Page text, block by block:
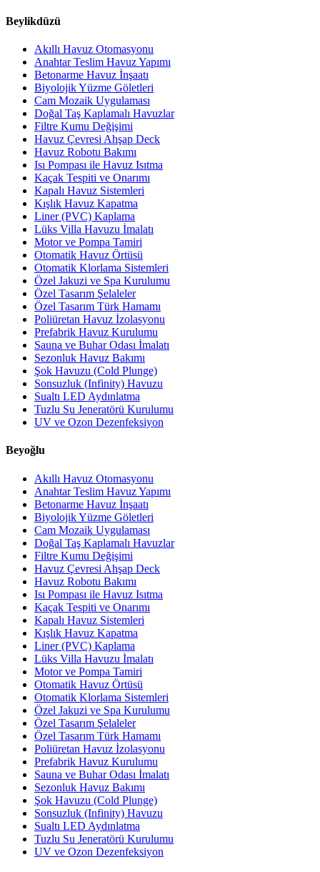
Beylikdüzü
Akıllı Havuz Otomasyonu
Anahtar Teslim Havuz Yapımı
Betonarme Havuz İnşaatı
Biyolojik Yüzme Göletleri
Cam Mozaik Uygulaması
Doğal Taş Kaplamalı Havuzlar
Filtre Kumu Değişimi
Havuz Çevresi Ahşap Deck
Havuz Robotu Bakımı
Isı Pompası ile Havuz Isıtma
Kaçak Tespiti ve Onarımı
Kapalı Havuz Sistemleri
Kışlık Havuz Kapatma
Liner (PVC) Kaplama
Lüks Villa Havuzu İmalatı
Motor ve Pompa Tamiri
Otomatik Havuz Örtüsü
Otomatik Klorlama Sistemleri
Özel Jakuzi ve Spa Kurulumu
Özel Tasarım Şelaleler
Özel Tasarım Türk Hamamı
Poliüretan Havuz İzolasyonu
Prefabrik Havuz Kurulumu
Sauna ve Buhar Odası İmalatı
Sezonluk Havuz Bakımı
Şok Havuzu (Cold Plunge)
Sonsuzluk (Infinity) Havuzu
Sualtı LED Aydınlatma
Tuzlu Su Jeneratörü Kurulumu
UV ve Ozon Dezenfeksiyon
Beyoğlu
Akıllı Havuz Otomasyonu
Anahtar Teslim Havuz Yapımı
Betonarme Havuz İnşaatı
Biyolojik Yüzme Göletleri
Cam Mozaik Uygulaması
Doğal Taş Kaplamalı Havuzlar
Filtre Kumu Değişimi
Havuz Çevresi Ahşap Deck
Havuz Robotu Bakımı
Isı Pompası ile Havuz Isıtma
Kaçak Tespiti ve Onarımı
Kapalı Havuz Sistemleri
Kışlık Havuz Kapatma
Liner (PVC) Kaplama
Lüks Villa Havuzu İmalatı
Motor ve Pompa Tamiri
Otomatik Havuz Örtüsü
Otomatik Klorlama Sistemleri
Özel Jakuzi ve Spa Kurulumu
Özel Tasarım Şelaleler
Özel Tasarım Türk Hamamı
Poliüretan Havuz İzolasyonu
Prefabrik Havuz Kurulumu
Sauna ve Buhar Odası İmalatı
Sezonluk Havuz Bakımı
Şok Havuzu (Cold Plunge)
Sonsuzluk (Infinity) Havuzu
Sualtı LED Aydınlatma
Tuzlu Su Jeneratörü Kurulumu
UV ve Ozon Dezenfeksiyon